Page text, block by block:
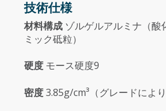
技術仕様
材料構成 ゾルゲルアルミナ（酸
ミック砥粒）
硬度 モース硬度9
密度3.85g/cm³（グレードにより